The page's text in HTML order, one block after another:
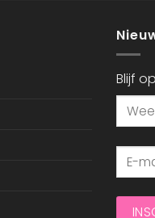
Blijf